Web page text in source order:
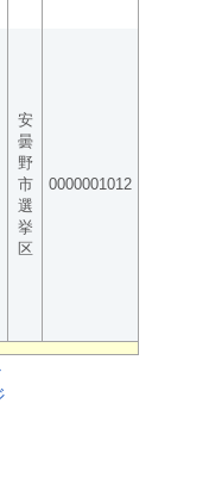
安
曇
野
市
選
挙
区
0000001012